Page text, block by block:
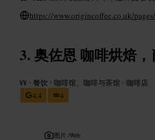
https://www.origincoffee.co.uk/
奥佐恩 咖啡烘焙
¥¥ •餐饮 •咖啡馆、咖啡与茶馆 •咖啡店
4.4
4
图片 /Web